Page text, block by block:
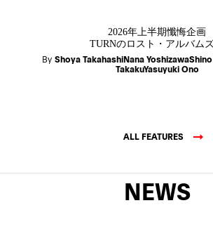
2026年上半期懺悔企画
TURNのロスト・アルバム
By Shoya TakahashiNana
TakakuYasuyuki Ono
ALL FEATURES
NEWS